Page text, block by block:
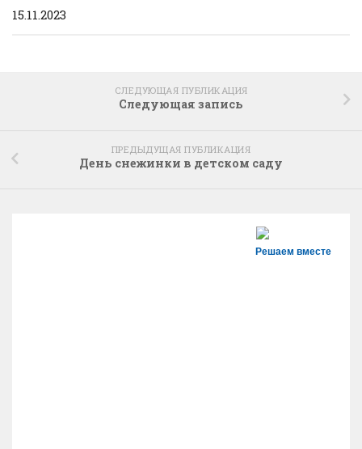
15.11.2023
СЛЕДУЮЩАЯ ПУБЛИКАЦИЯ
Следующая запись
ПРЕДЫДУЩАЯ ПУБЛИКАЦИЯ
День снежинки в детском саду
Решаем вместе